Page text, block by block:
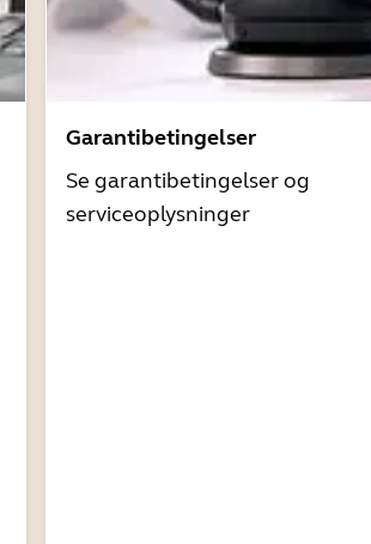
Garantibetingelser
Se garantibetingelser og
serviceoplysninger